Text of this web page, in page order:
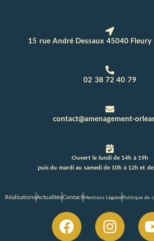
15 rue André Dessaux 45040 Fleury
02 38 72 40 79
contact@amenagement-
Ouvert le lundi de 14h à 19h
puis du mardi au samedi de 10h à 12h et
RéalisationsActualitésContactMentions LégalesPolitique de